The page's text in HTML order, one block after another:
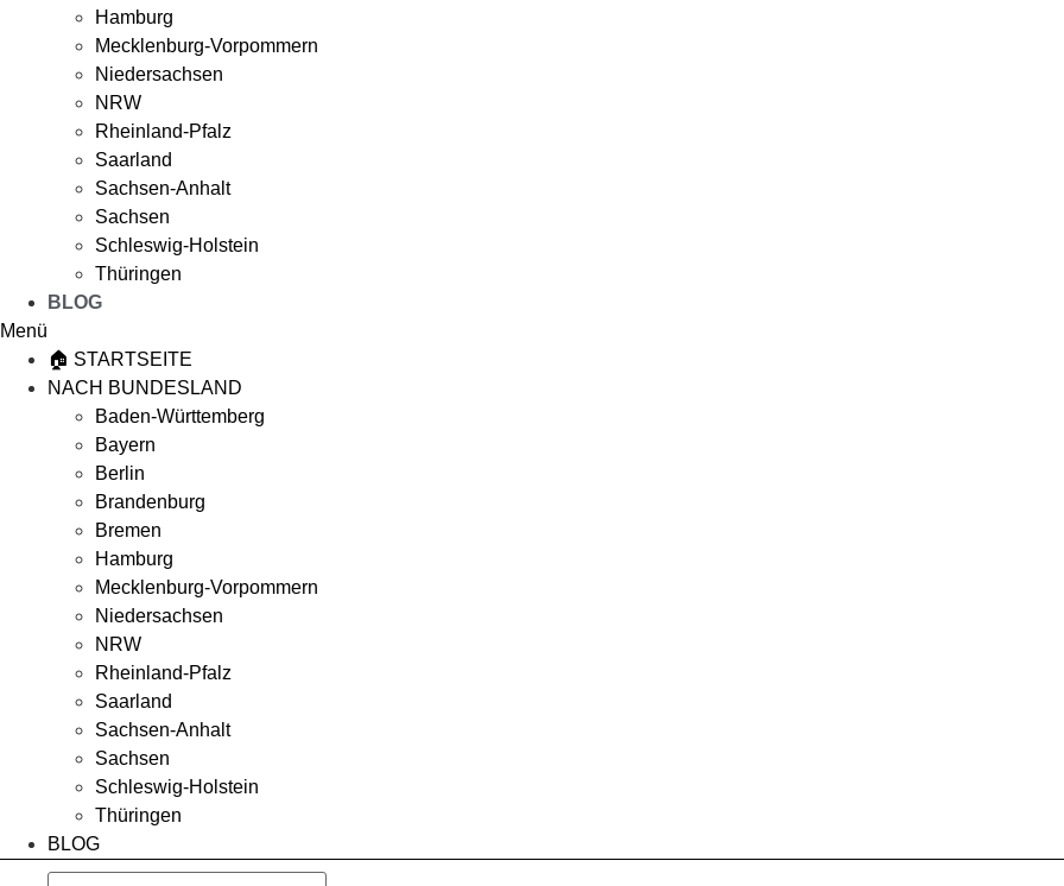
Hamburg
Mecklenburg-Vorpommern
Niedersachsen
NRW
Rheinland-Pfalz
Saarland
Sachsen-Anhalt
Sachsen
Schleswig-Holstein
Thüringen
BLOG
Menü
🏠 STARTSEITE
NACH BUNDESLAND
Baden-Württemberg
Bayern
Berlin
Brandenburg
Bremen
Hamburg
Mecklenburg-Vorpommern
Niedersachsen
NRW
Rheinland-Pfalz
Saarland
Sachsen-Anhalt
Sachsen
Schleswig-Holstein
Thüringen
BLOG